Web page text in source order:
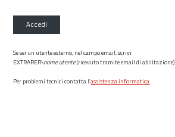
Accedi
Se sei un utente esterno, nel campo email, scrivi
EXTRARER\nome utente(ricevuto tramite email di abilitazione)
Per problemi tecnici contatta l’assistenza informatica.